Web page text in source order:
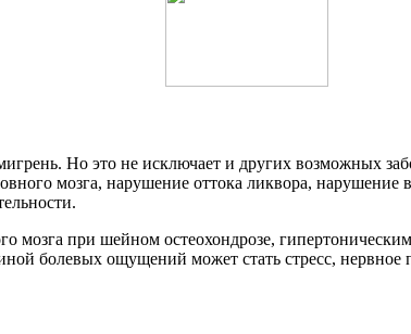
Но это не исключает и других возможных
мозга, нарушение оттока ликвора,
мозга при шейном остеохондрозе,
болевых ощущений может стать стресс, нервное